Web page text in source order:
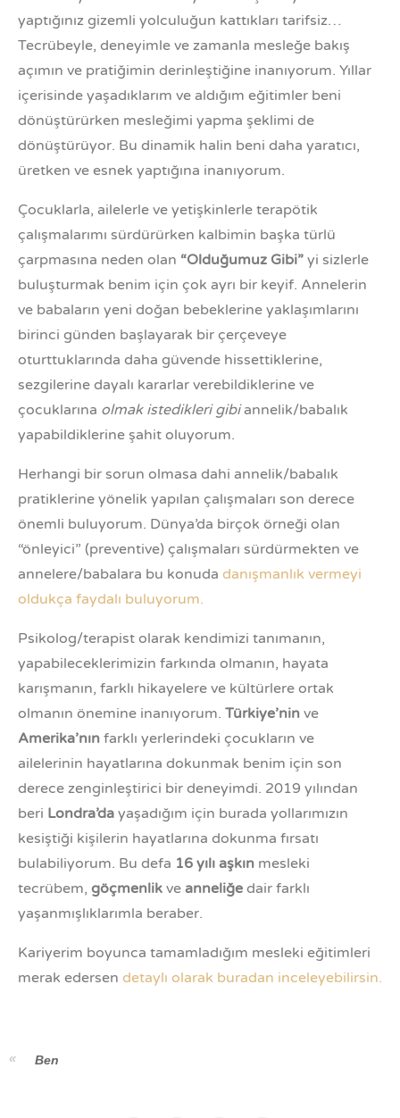
yaptığınız gizemli yolculuğun kattıkları tarifsiz…
Tecrübeyle, deneyimle ve zamanla mesleğe bakış
açımın ve pratiğimin derinleştiğine inanıyorum. Yıllar
içerisinde yaşadıklarım ve aldığım eğitimler beni
dönüştürürken mesleğimi yapma şeklimi de
dönüştürüyor. Bu dinamik halin beni daha yaratıcı,
üretken ve esnek yaptığına inanıyorum.
Çocuklarla, ailelerle ve yetişkinlerle terapötik
çalışmalarımı sürdürürken kalbimin başka türlü
çarpmasına neden olan “Olduğumuz Gibi” yi sizlerle
buluşturmak benim için çok ayrı bir keyif. Annelerin
ve babaların yeni doğan bebeklerine yaklaşımlarını
birinci günden başlayarak bir çerçeveye
oturttuklarında daha güvende hissettiklerine,
sezgilerine dayalı kararlar verebildiklerine ve
çocuklarına olmak istedikleri gibi annelik/babalık
yapabildiklerine şahit oluyorum.
Herhangi bir sorun olmasa dahi annelik/babalık
pratiklerine yönelik yapılan çalışmaları son derece
önemli buluyorum. Dünya’da birçok örneği olan
“önleyici” (preventive) çalışmaları sürdürmekten ve
annelere/babalara bu konuda danışmanlık vermeyi
oldukça faydalı buluyorum.
Psikolog/terapist olarak kendimizi tanımanın,
yapabileceklerimizin farkında olmanın, hayata
karışmanın, farklı hikayelere ve kültürlere ortak
olmanın önemine inanıyorum. Türkiye’nin ve
Amerika’nın farklı yerlerindeki çocukların ve
ailelerinin hayatlarına dokunmak benim için son
derece zenginleştirici bir deneyimdi. 2019 yılından
beri Londra’da yaşadığım için burada yollarımızın
kesiştiği kişilerin hayatlarına dokunma fırsatı
bulabiliyorum. Bu defa 16 yılı aşkın mesleki
tecrübem, göçmenlik ve anneliğe dair farklı
yaşanmışlıklarımla beraber.
Kariyerim boyunca tamamladığım mesleki eğitimleri
merak edersen detaylı olarak buradan inceleyebilirsin.
Ben